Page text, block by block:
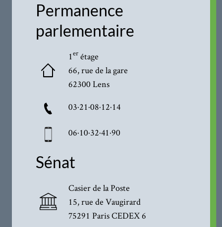
Permanence
parlementaire
1erétage
66, rue de la gare
62300 Lens
03·21·08·12·14
06·10·32·41·90
Sénat
Casier de la Poste
15, rue de Vaugirard
75291 Paris CEDEX 6